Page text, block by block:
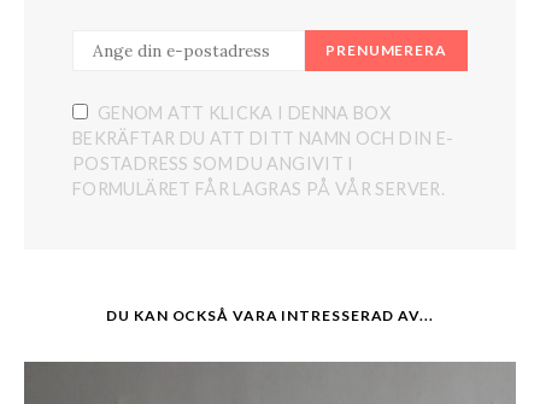
PRENUMERERA
GENOM ATT KLICKA I DENNA BOX
BEKRÄFTAR DU ATT DITT NAMN OCH DIN E-
POSTADRESS SOM DU ANGIVIT I
FORMULÄRET FÅR LAGRAS PÅ VÅR SERVER.
DU KAN OCKSÅ VARA INTRESSERAD AV...